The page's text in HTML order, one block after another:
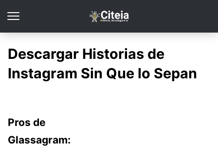
Descargar Historias de
Instagram Sin Que lo Sepan
Pros de
Glassagram: